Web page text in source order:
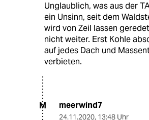
Unglaublich, was aus der
ein Unsinn, seit dem
wird von Zeil lassen
nicht weiter. Erst Kohle
auf jedes Dach und
verbieten.
M meerwind7
24.11.2020, 13:48 Uhr